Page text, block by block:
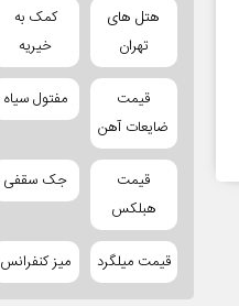
هتل های
تهران
کمک به
خیریه
قیمت
ضایعات آهن
مفتول سیاه
قیمت
هبلکس
جک سقفی
قیمت میلگرد میز کنفرانس